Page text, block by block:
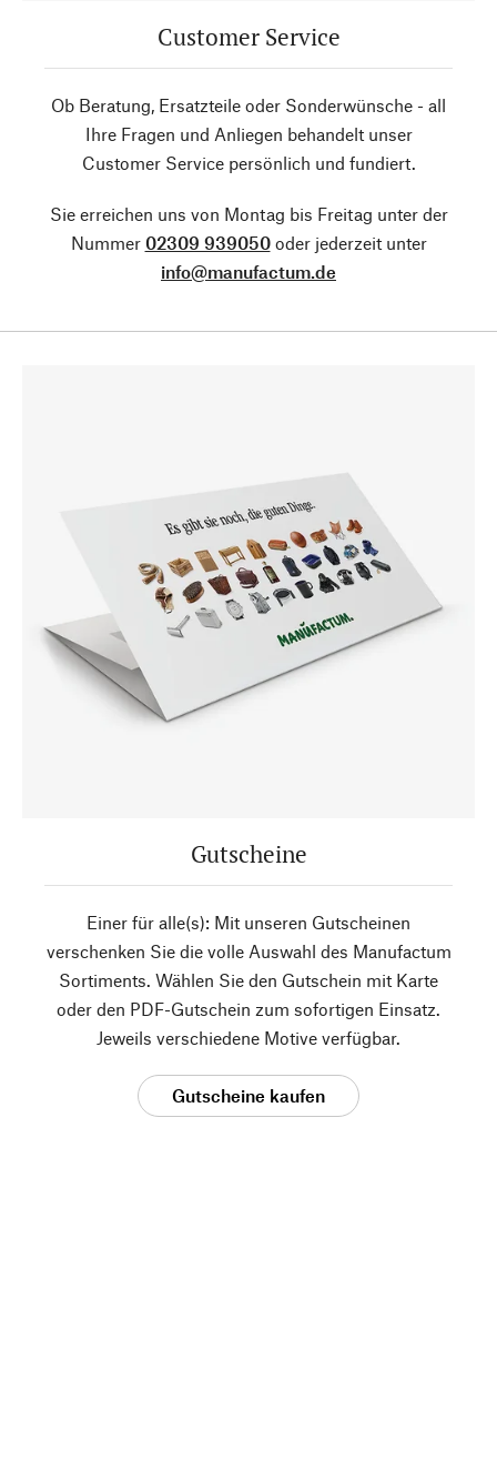
Customer Service
Ob Beratung, Ersatzteile oder Sonderwünsche - all
Ihre Fragen und Anliegen behandelt unser
Customer Service persönlich und fundiert.
Sie erreichen uns von Montag bis Freitag unter der
Nummer 02309 939050oder jederzeit unter
info@manufactum.de
Gutscheine
Einer für alle(s): Mit unseren Gutscheinen
verschenken Sie die volle Auswahl des Manufactum
Sortiments. Wählen Sie den Gutschein mit Karte
oder den PDF-Gutschein zum sofortigen Einsatz.
Jeweils verschiedene Motive verfügbar.
Gutscheine kaufen